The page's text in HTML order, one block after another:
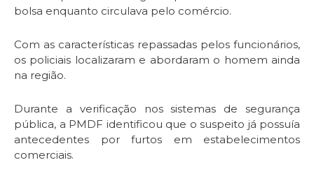
bolsa enquanto circulava pelo comércio.
Com as características repassadas pelos funcionários,
os policiais localizaram e abordaram o homem ainda
na região.
Durante a verificação nos sistemas de segurança
pública, a PMDF identificou que o suspeito já possuía
antecedentes por furtos em estabelecimentos
comerciais.